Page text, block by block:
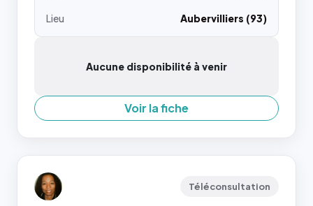
Lieu
Aubervilliers (93)
Aucune disponibilité à venir
Voir la fiche
Téléconsultation